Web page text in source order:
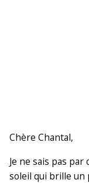
Chère Chantal,
Je ne sais pas
soleil qui brille un